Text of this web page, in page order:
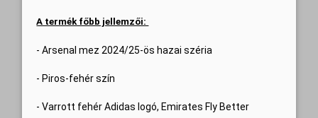
A termék főbb jellemzői:
- Arsenal mez 2024/25-ös hazai széria
- Piros-fehér szín
- Varrott fehér Adidas logó, Emirates Fly Better